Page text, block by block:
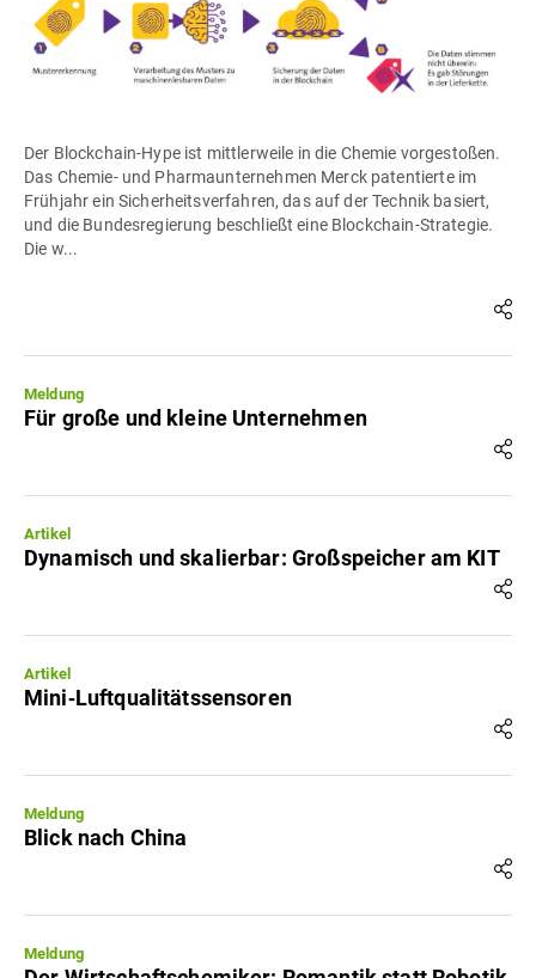
Der Blockchain-Hype ist mittlerweile in die Chemie vorgestoßen.
Das Chemie- und Pharmaunternehmen Merck patentierte im
Frühjahr ein Sicherheitsverfahren, das auf der Technik basiert,
und die Bundesregierung beschließt eine Blockchain-Strategie.
Die w...
Meldung
Für große und kleine Unternehmen
Artikel
Dynamisch und skalierbar: Großspeicher am KIT
Artikel
Mini‐Luftqualitätssensoren
Meldung
Blick nach China
Meldung